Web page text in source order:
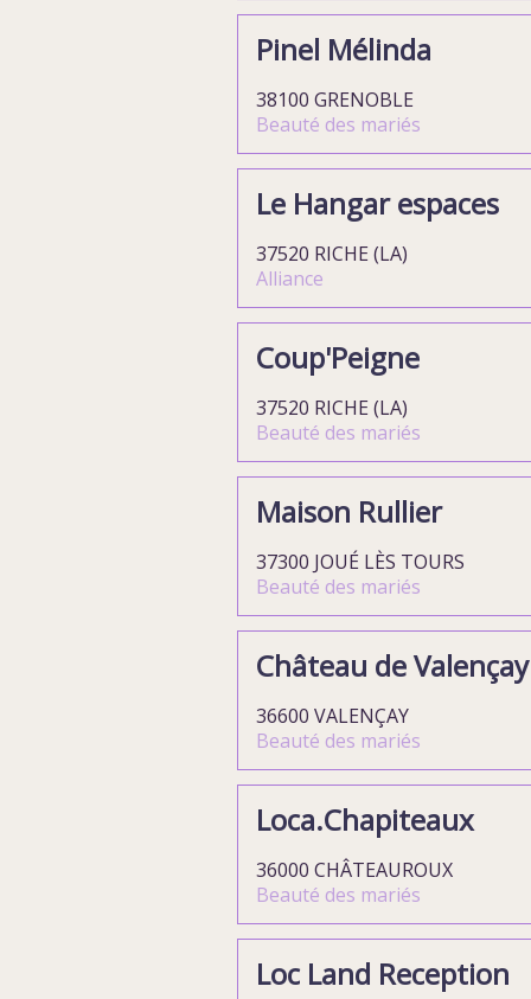
Pinel Mélinda
38100 GRENOBLE
Beauté des mariés
Le Hangar espaces
37520 RICHE (LA)
Alliance
Coup'Peigne
37520 RICHE (LA)
Beauté des mariés
Maison Rullier
37300 JOUÉ LÈS TOURS
Beauté des mariés
Château de Valençay
36600 VALENÇAY
Beauté des mariés
Loca.Chapiteaux
36000 CHÂTEAUROUX
Beauté des mariés
Loc Land Reception